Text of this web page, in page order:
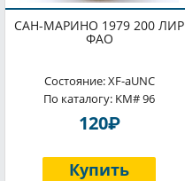
САН-МАРИНО 1979 200 ЛИР
ФАО
Состояние: XF-aUNC
По каталогу: KM# 96
120P
Купить